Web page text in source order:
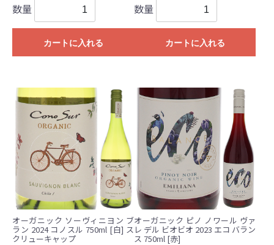
数量
カートに入れる
数量
カートに入れる
オーガニック ソーヴィニヨン ブ
ラン 2024 コノスル 750ml [白] ス
クリューキャップ
オーガニック ピノ ノワール ヴァ
レ デル ビオビオ 2023 エコ バラン
ス 750ml [赤]